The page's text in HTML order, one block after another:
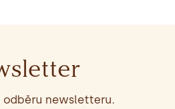
odběru newsletteru.